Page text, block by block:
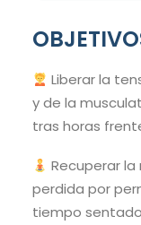
Liberar la
y de la
tras horas
Recuperar
perdida por
tiempo